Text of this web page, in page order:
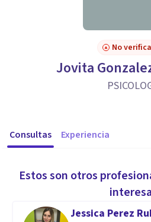
No
Jovita
Consultas Experiencia
Estos son otros
Jessica Perez